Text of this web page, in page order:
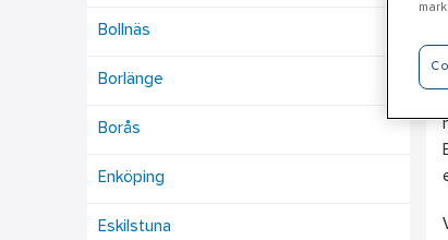
Bollnäs
Borlänge
Borås
Enköping
Eskilstuna